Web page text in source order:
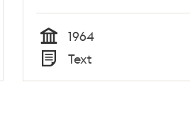
Tid
1964
Typ
Text